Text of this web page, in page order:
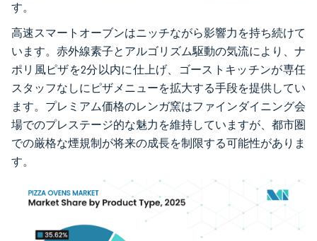
す。
高速スマートオーブンはニッチながら影響力を持ち続けて
います。赤外線素子とアルゴリズム駆動の気流により、ナ
ポリ風ピザを2分以内に仕上げ、ゴーストキッチンが専任
スタッフなしにピザメニューを拡大する手段を提供してい
ます。プレミアム価格のレンガ窯はファインダイニング会
場でのプレステージ的な魅力を維持していますが、都市圏
での厳格な煙規制が将来の成長を制限する可能性がありま
す。